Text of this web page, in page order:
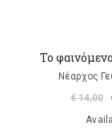
Το
Νέαρχος
€ 14,00